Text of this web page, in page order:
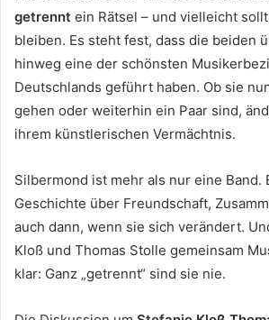
getrennt ein Rätsel – und vielleicht
bleiben. Es steht fest, dass die beiden
hinweg eine der schönsten
Deutschlands geführt haben. Ob sie
gehen oder weiterhin ein Paar sind,
ihrem künstlerischen Vermächtnis.
Silbermond ist mehr als nur eine Band.
Geschichte über Freundschaft,
auch dann, wenn sie sich verändert.
Kloß und Thomas Stolle gemeinsam
klar: Ganz „getrennt“ sind sie nie.